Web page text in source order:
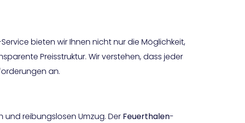
bieten wir Ihnen nicht nur die Möglichkeit,
Preisstruktur. Wir verstehen, dass jeder
an.
reibungslosen Umzug. Der Feuerthalen-